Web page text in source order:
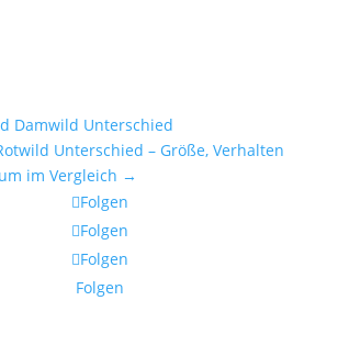
Damwild Unterschied
Unterschied – Größe, Verhalten
im Vergleich →
Folgen
Folgen
Folgen
Folgen